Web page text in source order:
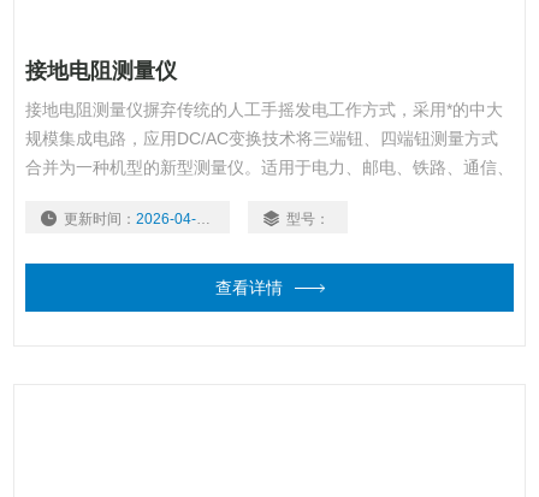
接地电阻测量仪
接地电阻测量仪摒弃传统的人工手摇发电工作方式，采用*的中大
规模集成电路，应用DC/AC变换技术将三端钮、四端钮测量方式
合并为一种机型的新型测量仪。适用于电力、邮电、铁路、通信、
值；本表还可测量土壤电阻率及地电压。
更新时间： 2026-04-09 型号：
查看详情